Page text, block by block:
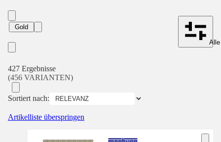
Gold
427 Ergebnisse
(456 VARIANTEN)
Sortiert nach:
Artikelliste überspringen